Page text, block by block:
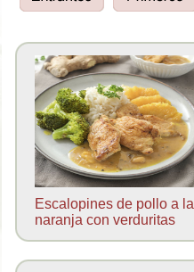
Escalopines de pollo a la
naranja con verduritas